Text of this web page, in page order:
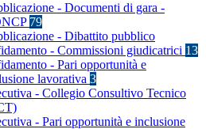
- Documenti di gara -
79
- Dibattito pubblico
- Commissioni giudicatrici 13
- Pari opportunità e
lavorativa 3
- Collegio Consultivo Tecnico
- Pari opportunità e inclusione